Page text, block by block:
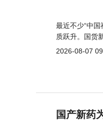
最近不少“中
质跃升。国货
2026-08-07
国产新药